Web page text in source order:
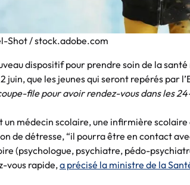
Shot / stock.adobe.com
dispositif pour prendre soin de la
juin, que les jeunes qui seront repérés par
file pour avoir rendez-vous dans les
un médecin scolaire, une infirmière
de détresse, “il pourra être en contact
(psychologue, psychiatre, pédo-
vous rapide,a précisé la ministre de la